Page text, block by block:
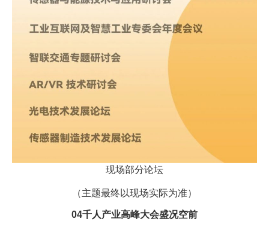
现场部分论坛
（主题最终以现场实际为准）
04千人产业高峰大会盛况空前